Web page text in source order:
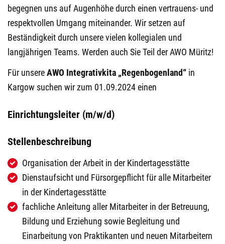
begegnen uns auf Augenhöhe durch einen vertrauens- und
respektvollen Umgang miteinander. Wir setzen auf
Beständigkeit durch unsere vielen kollegialen und
langjährigen Teams. Werden auch Sie Teil der AWO Müritz!
Für unsereAWO Integrativkita „Regenbogenland“ in
Kargow suchen wir zum 01.09.2024 einen
Einrichtungsleiter (m/w/d)
Stellenbeschreibung
Organisation der Arbeit in der Kindertagesstätte
Dienstaufsicht und Fürsorgepflicht für alle Mitarbeiter
in der Kindertagesstätte
fachliche Anleitung aller Mitarbeiter in der Betreuung,
Bildung und Erziehung sowie Begleitung und
Einarbeitung von Praktikanten und neuen Mitarbeitern